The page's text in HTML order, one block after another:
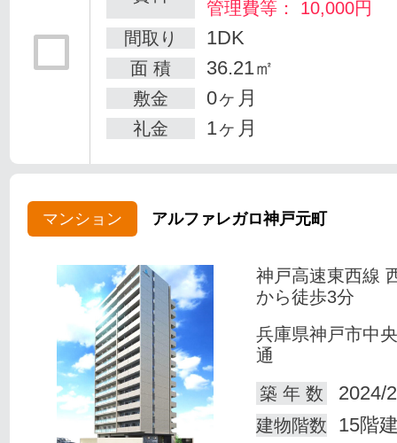
管理費等： 10,000円
間取り
1DK
面 積 36.21㎡
敷金 0ヶ月
礼金 1ヶ月
マンション アルファレガロ神戸元町
神戸高速東西線
から徒歩3分
兵庫県神戸市中
通
築 年 数
2024/
建物階数 15階